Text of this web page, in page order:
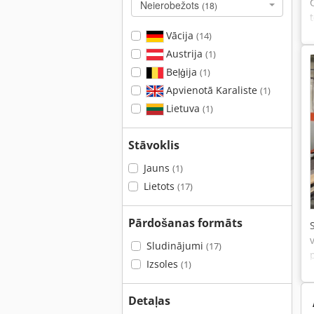
Neierobežots (18)
Vācija (14)
Austrija (1)
Beļģija (1)
Apvienotā Karaliste (1)
Lietuva (1)
Stāvoklis
Jauns (1)
Lietots (17)
Pārdošanas formāts
Sludinājumi (17)
Izsoles (1)
Detaļas